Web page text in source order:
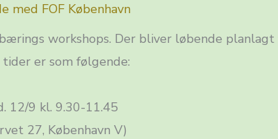
med FOF København
workshops. Der bliver løbende
er som følgende:
12/9 kl. 9.30-11.45
27, København V)